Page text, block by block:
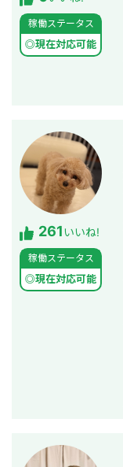
稼働ステータス
◎現在対応可能
261いいね!
稼働ステータス
◎現在対応可能